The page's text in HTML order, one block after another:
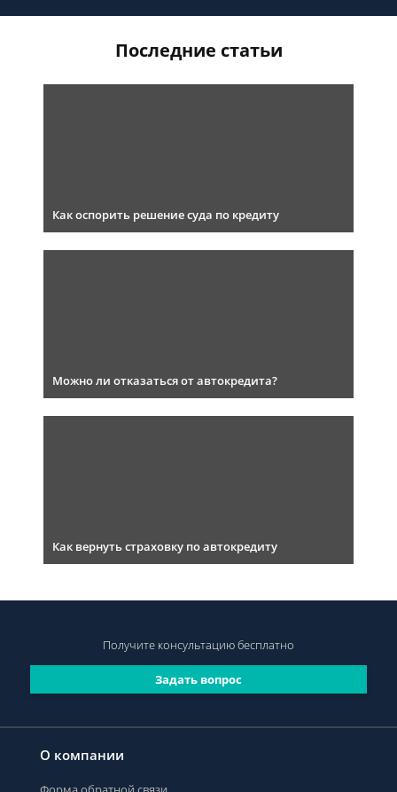
Последние статьи
Как оспорить решение суда по кредиту
Можно ли отказаться от автокредита?
Как вернуть страховку по автокредиту
О компании
Задать вопрос
Получите консультациюбесплатно